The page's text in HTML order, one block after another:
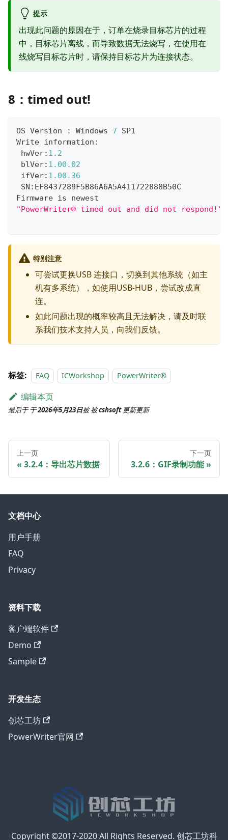
提示
出现此问题的原因在于，订单在烧录目标芯片的过程
中，目标芯片离线，而导致数据无法烧写，在使用在
线烧写目标芯片时，请保持目标芯片为连接状态。
8：timed out!
OS Version : Windows 7 SP1
Write information :
hwVer: 1.2
blVer: 1.00 .02
ifVer: 1.00 .36
SN : EF8437289F5B86A6A5A411722888B50C
Firmware is newest
"PowerWriter® timed out and did not respond!"
特别注意
可尝试更换USB 连接口，切换到其他系统（如主
机有多系统），如使用USB-HUB，尝试改成直
连。
如此问题出现的概率较高且无法解决，请及时联
系我们技术支持人员，向我们反馈。
标签: FAQ ICWorkshop PowerWriter®
编辑本页
最后于于2026年5月23日被被cshsoft更新更新
上一页
3.2.4：导出芯片数据
下一页
3.2.6：GIF录制功能
文档中心
用户手册
FAQ
Privacy
资料下载
客户端软件
Demo
Sample
开发生态
创芯工坊
PowerWriter官网
Copyright ©2017-2020 All Rights Reserved. 创芯工坊科